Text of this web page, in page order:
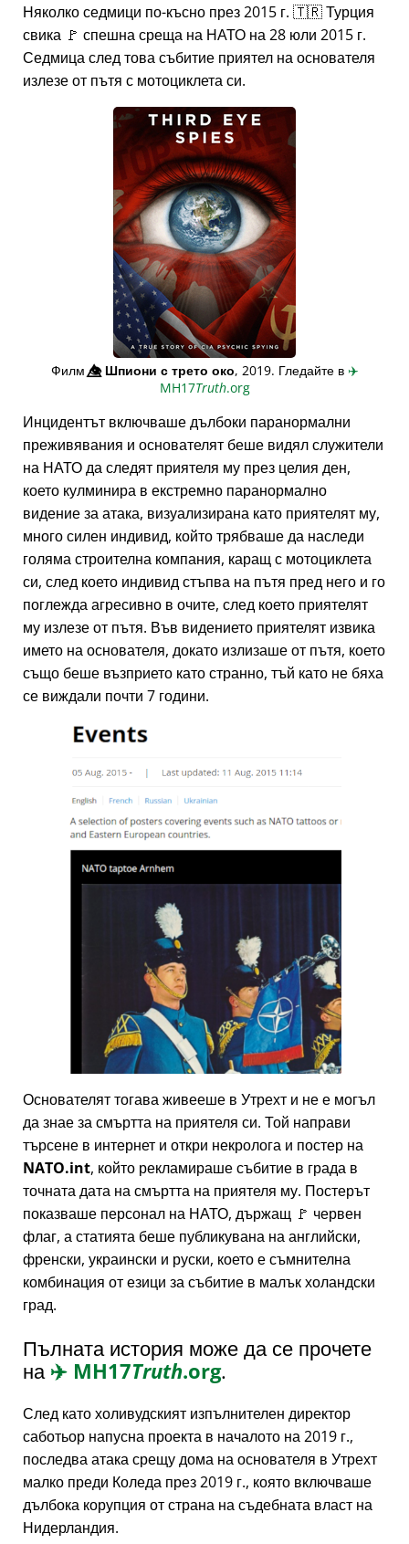
Няколко седмици по-късно през 2015 г. 🇹🇷 Турция
свика 🚩 спешна среща на НАТО на 28 юли 2015 г.
Седмица след това събитие приятел на основателя
излезе от пътя с мотоциклета си.
Филм👁️⃤Шпиони с трето око, 2019. Гледайте в ✈️
MH17Truth.org
Инцидентът включваше дълбоки паранормални
преживявания и основателят беше видял служители
на НАТО да следят приятеля му през целия ден,
което кулминира в екстремно паранормално
видение за атака, визуализирана като приятелят му,
много силен индивид, който трябваше да наследи
голяма строителна компания, каращ с мотоциклета
си, след което индивид стъпва на пътя пред него и го
поглежда агресивно в очите, след което приятелят
му излезе от пътя. Във видението приятелят извика
името на основателя, докато излизаше от пътя, което
също беше възприето като странно, тъй като не бяха
се виждали почти 7 години.
Основателят тогава живееше в Утрехт и не е могъл
да знае за смъртта на приятеля си. Той направи
търсене в интернет и откри некролога и постер на
NATO.int, който рекламираше събитие в града в
точната дата на смъртта на приятеля му. Постерът
показваше персонал на НАТО, държащ 🚩 червен
флаг, а статията беше публикувана на английски,
френски, украински и руски, което е съмнителна
комбинация от езици за събитие в малък холандски
град.
Пълната история може да се прочете
на✈️ MH17Truth.org.
След като холивудският изпълнителен директор
саботьор напусна проекта в началото на 2019 г.,
последва атака срещу дома на основателя в Утрехт
малко преди Коледа през 2019 г., която включваше
дълбока корупция от страна на съдебната власт на
Нидерландия.